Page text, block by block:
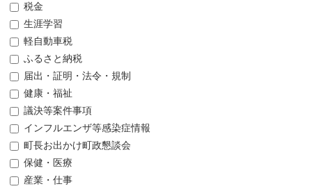
税金
生涯学習
軽自動車税
ふるさと納税
届出・証明・法令・規制
健康・福祉
議決等案件事項
インフルエンザ等感染症情報
町長お出かけ町政懇談会
保健・医療
産業・仕事